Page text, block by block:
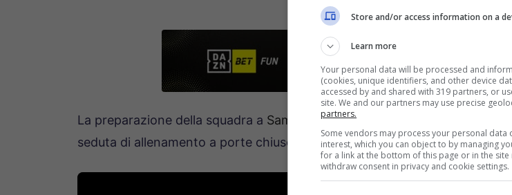
La preparazione della squadra a Sampdoria-Bologna
seduta di allenamento a porte chiuse al centro tecnico Niccolò Galli di
Store and/or access information on a
Learn more
Your personal data will be processed and
(cookies, unique identifiers, and other device
accessed by and shared with 319 partners, or
site. We and our partners may use precise
partners.
Some vendors may process your personal data
interest, which you can object to by managing
for a link at the bottom of this page or in the
withdraw consent in privacy and cookie settings.